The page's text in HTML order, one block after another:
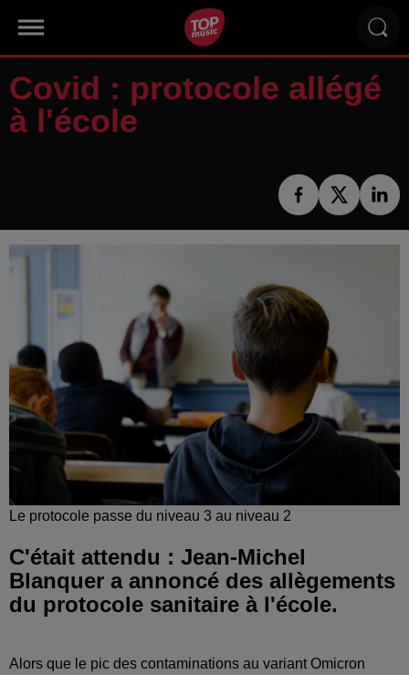
Covid : protocole allégé
à l'école
Le protocole passe du niveau 3 au niveau 2
C'était attendu : Jean-Michel
Blanquer a annoncé des allègements
du protocole sanitaire à l'école.
Alors que le pic des contaminations au variant Omicron